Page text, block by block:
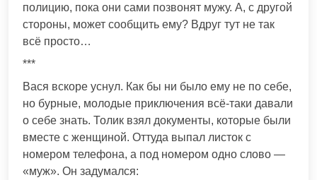
полицию, пока они сами позвонят мужу. А, с другой
стороны, может сообщить ему? Вдруг тут не так
всё просто…
***
Вася вскоре уснул. Как бы ни было ему не по себе,
но бурные, молодые приключения всё-таки давали
о себе знать. Толик взял документы, которые были
вместе с женщиной. Оттуда выпал листок с
номером телефона, а под номером одно слово —
«муж». Он задумался: